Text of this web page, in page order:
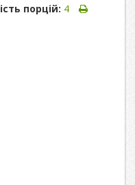
порцій: 4